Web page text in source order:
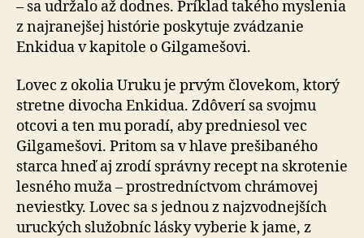
– sa udržalo až dodnes. Príklad takého myslenia
z najranejšej histórie poskytuje zvádzanie
Enkidua v kapitole o Gilgamešovi.
Lovec z okolia Uruku je prvým človekom, ktorý
stretne divocha Enkidua. Zdôverí sa svojmu
otcovi a ten mu poradí, aby predniesol vec
Gilgamešovi. Pritom sa v hlave prešibaného
starca hneď aj zrodí správny recept na skrotenie
lesného muža – prostredníctvom chrámovej
neviestky. Lovec sa s jednou z najzvodnejších
uruckých služobníc lásky vyberie k jame, z